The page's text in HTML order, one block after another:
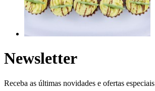
Newsletter
Receba as últimas novidades e ofertas especiais